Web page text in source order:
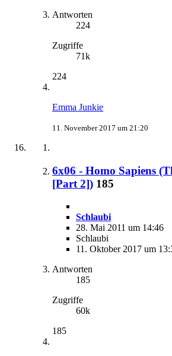
Antworten
224
Zugriffe
71k
224
Emma Junkie
11. November 2017 um 21:20
6x06 - Homo Sapiens
[Part 2]) 185
Schlaubi
28. Mai 2011 um 14:46
Schlaubi
11. Oktober 2017 um
Antworten
185
Zugriffe
60k
185